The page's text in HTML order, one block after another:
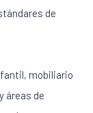
de
mobiliario
áreas de